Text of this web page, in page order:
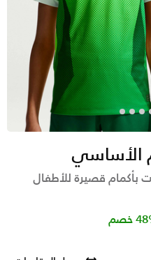
بأكمام قصيرة للأطفال
خصم